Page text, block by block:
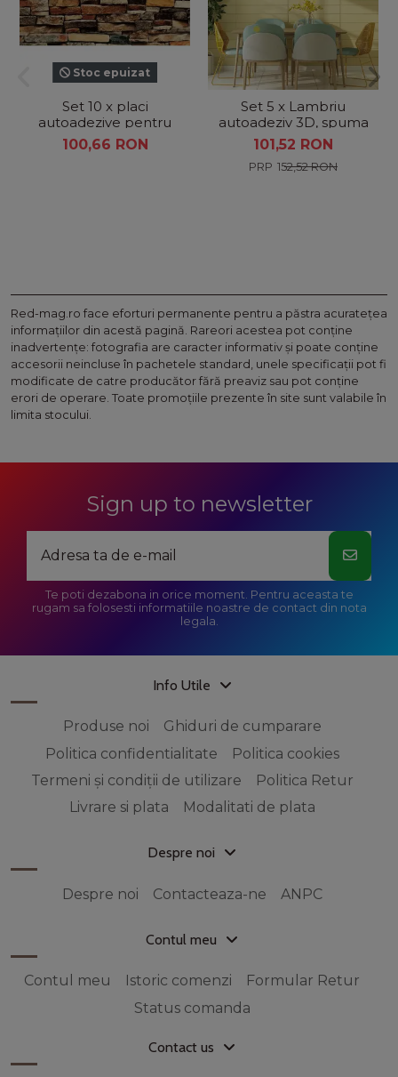
Stoc epuizat
Set 10 x placi
autoadezive pentru
perete , tip marmura ,
30 x 60 cm
100,66 RON
Set 5 x Lambriu
autoadeziv 3D, spuma
moale, 70 x 70 cm,
Galben
101,52 RON
152,52 RON
Red-mag.ro face eforturi permanente pentru a păstra acurateţea
informaţiilor din acestă pagină. Rareori acestea pot conţine
inadvertenţe: fotografia are caracter informativ şi poate conţine
accesorii neincluse în pachetele standard, unele specificaţii pot fi
modificate de catre producător fără preaviz sau pot conţine
erori de operare. Toate promoţiile prezente în site sunt valabile în
limita stocului.
Sign up to newsletter
Te poti dezabona in orice moment. Pentru aceasta te
rugam sa folosesti informatiile noastre de contact din nota
legala.
Info Utile
Produse noi
Ghiduri de cumparare
Politica confidentialitate
Politica cookies
Termeni și condiții de utilizare
Politica Retur
Livrare si plata
Modalitati de plata
Despre noi
Despre noi Contacteaza-ne ANPC
Contul meu
Contul meu Istoric comenzi
Formular Retur
Status comanda
Contact us